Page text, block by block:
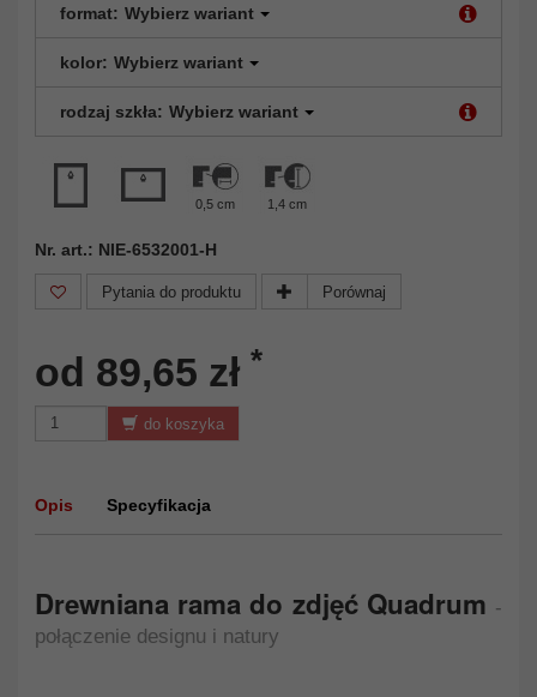
format: Wybierz wariant
kolor: Wybierz wariant
rodzaj szkła: Wybierz wariant
0,5 cm 1,4 cm
Nr. art.: NIE-6532001-H
Pytania do produktu Porównaj
od 89,65 zł *
do koszyka
Opis Specyfikacja
Drewniana rama do zdjęć Quadrum -
połączenie designu i natury